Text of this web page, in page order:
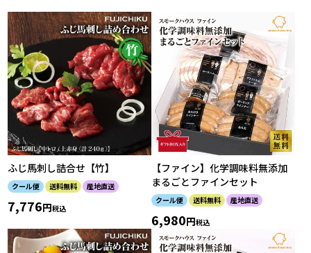
ふじ馬刺し詰合せ【竹】
クール便 送料無料 産地直送
7,776 税込
【ファイン】化学調味料無添加
まるごとファインセット
クール便 送料無料 産地直送
6,980 税込